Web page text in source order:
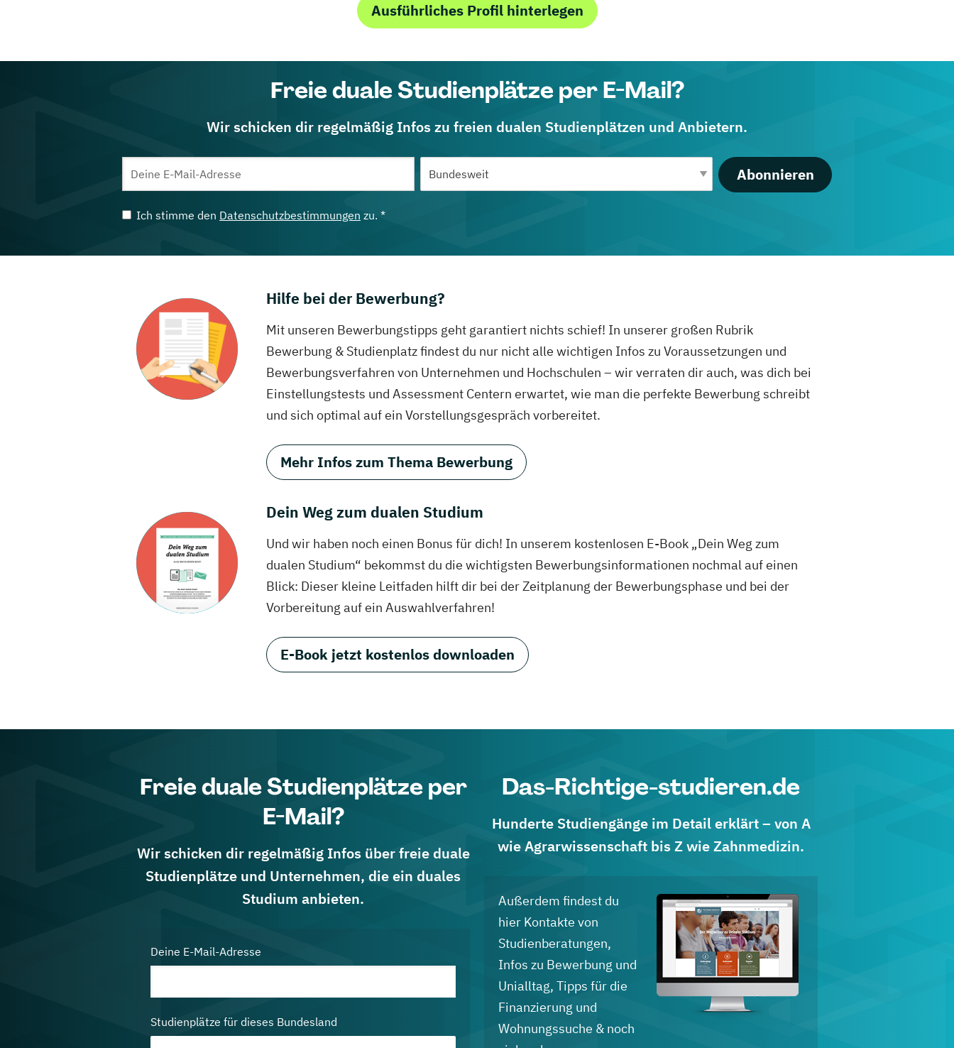
Ausführliches Profil hinterlegen
Freie duale Studienplätze per E-Mail?
Wir schicken dir regelmäßig Infos zu freien dualen Studienplätzen und Anbietern.
Abonnieren
Ich stimme den Datenschutzbestimmungen zu. *
Hilfe bei der Bewerbung?
Mit unseren Bewerbungstipps geht garantiert nichts schief! In unserer großen Rubrik
Bewerbung & Studienplatz findest du nur nicht alle wichtigen Infos zu Voraussetzungen und
Bewerbungsverfahren von Unternehmen und Hochschulen – wir verraten dir auch, was dich bei
Einstellungstests und Assessment Centern erwartet, wie man die perfekte Bewerbung schreibt
und sich optimal auf ein Vorstellungsgespräch vorbereitet.
Mehr Infos zum Thema Bewerbung
Dein Weg zum dualen Studium
Und wir haben noch einen Bonus für dich! In unserem kostenlosen E-Book „Dein Weg zum
dualen Studium“ bekommst du die wichtigsten Bewerbungsinformationen nochmal auf einen
Blick: Dieser kleine Leitfaden hilft dir bei der Zeitplanung der Bewerbungsphase und bei der
Vorbereitung auf ein Auswahlverfahren!
E-Book jetzt kostenlos downloaden
Freie duale Studienplätze per
E-Mail?
Wir schicken dir regelmäßig Infos über freie duale
Studienplätze und Unternehmen, die ein duales
Studium anbieten.
Deine E-Mail-Adresse
Studienplätze für dieses Bundesland
Das-Richtige-studieren.de
Hunderte Studiengänge im Detail erklärt – von A
wie Agrarwissenschaft bis Z wie Zahnmedizin.
Außerdem findest du
hier Kontakte von
Studienberatungen,
Infos zu Bewerbung und
Unialltag, Tipps für die
Finanzierung und
Wohnungssuche & noch